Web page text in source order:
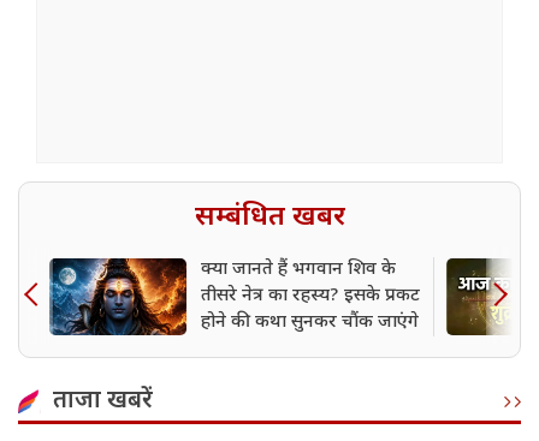
सम्बंधित खबर
क्या जानते हैं भगवान शिव के
तीसरे नेत्र का रहस्य? इसके प्रकट
होने की कथा सुनकर चौंक जाएंगे
ताजा खबरें